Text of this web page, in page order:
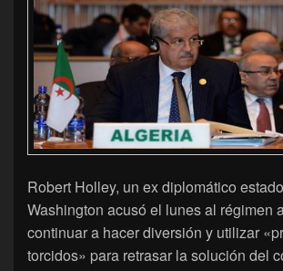
Robert Holley, un ex diplomático
Washington acusó el lunes al régimen
continuar a hacer diversión y utilizar
torcidos» para retrasar la solución del